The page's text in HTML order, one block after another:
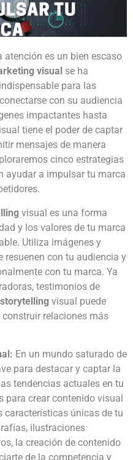
atención es un bien escaso
visual se ha
para las
con su audiencia
impactantes hasta
tiene el poder de captar
mensajes de manera
cinco estrategias
ayudar a impulsar tu marca
visual es una forma
y los valores de tu marca
Utiliza imágenes y
resuenen con tu audiencia y
con tu marca. Ya
testimonios de
storytelling visual puede
relaciones más
En un mundo saturado de
para destacar y captar la
tendencias actuales en tu
para crear contenido visual
características únicas de tu
ilustraciones
la creación de contenido
de la competencia y